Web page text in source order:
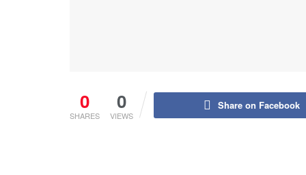
0
SHARES
0
VIEWS
Share on Facebook